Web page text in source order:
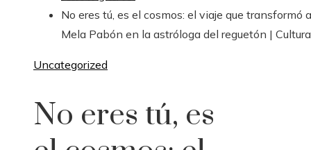
No eres tú, es el cosmos: el viaje que transformó a
Mela Pabón en la astróloga del reguetón | Cultura
Uncategorized
No eres tú, es